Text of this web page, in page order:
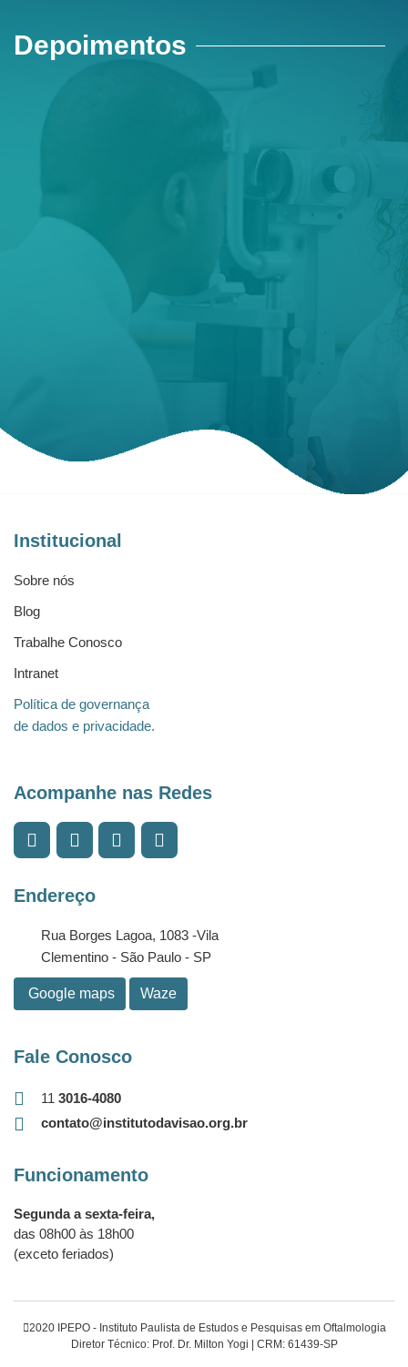
Depoimentos
Institucional
Sobre nós
Blog
Trabalhe Conosco
Intranet
Política de governança
de dados e privacidade.
Acompanhe nas Redes
Endereço
Rua Borges Lagoa, 1083 -Vila
Clementino - São Paulo - SP
Google maps Waze
Fale Conosco
11 3016-4080
contato@institutodavisao.org.br
Funcionamento
Segunda a sexta-feira,
das 08h00 às 18h00
(exceto feriados)
2020 IPEPO - Instituto Paulista de Estudos e Pesquisas em Oftalmologia
Diretor Técnico: Prof. Dr. Milton Yogi | CRM: 61439-SP